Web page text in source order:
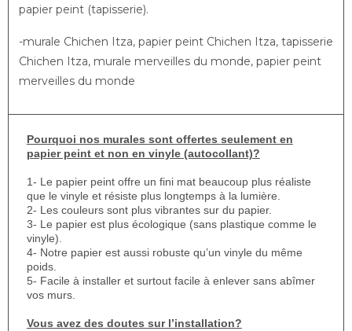
papier peint (tapisserie).
-murale Chichen Itza, papier peint Chichen Itza, tapisserie
Chichen Itza, murale merveilles du monde, papier peint
merveilles du monde
Pourquoi nos murales sont offertes seulement en
papier peint et non en vinyle (autocollant)?
1- Le papier peint offre un fini mat beaucoup plus réaliste
que le vinyle et résiste plus longtemps à la lumière.
2- Les couleurs sont plus vibrantes sur du papier.
3- Le papier est plus écologique (sans plastique comme le
vinyle).
4- Notre papier est aussi robuste qu’un vinyle du même
poids.
5- Facile à installer et surtout facile à enlever sans abîmer
vos murs.
Vous avez des doutes sur l’installation?